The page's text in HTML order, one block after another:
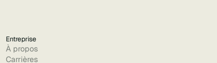
Entreprise
À propos
Carrières